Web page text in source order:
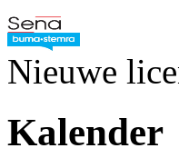
Nieuwe
Kalender